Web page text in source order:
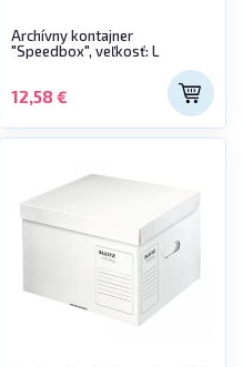
Archívny kontajner
"Speedbox", veľkosť: L
12,58 €